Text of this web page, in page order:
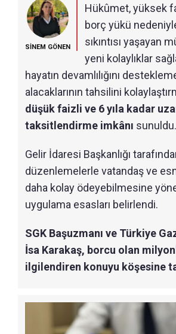
SİNEM GÖNEN
Hükûmet, yüksek
borç yükü
sıkıntısı yaşayan
yeni kolaylıklar
hayatın devamlılığını
alacaklarının tahsilini
düşük faizli ve 6 yıla kadar
taksitlendirme imkânı sunuldu.
Gelir İdaresi Başkanlığı
düzenlemelerle vatandaş ve
daha kolay ödeyebilmesine
uygulama esasları belirlendi.
SGK Başuzmanı ve Türkiye
İsa Karakaş, borcu olan
ilgilendiren konuyu köşesine